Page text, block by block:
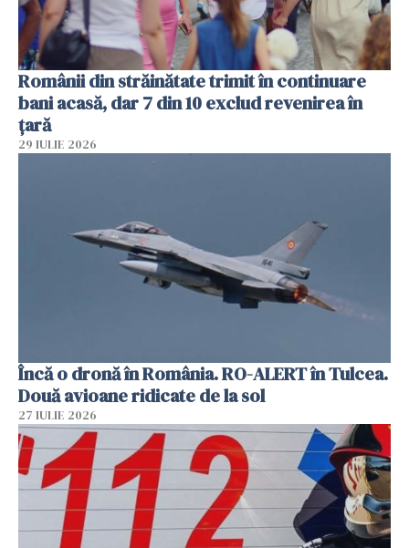
Românii din străinătate trimit în continuare
bani acasă, dar 7 din 10 exclud revenirea în
țară
29 IULIE 2026
Încă o dronă în România. RO-ALERT în Tulcea.
Două avioane ridicate de la sol
27 IULIE 2026